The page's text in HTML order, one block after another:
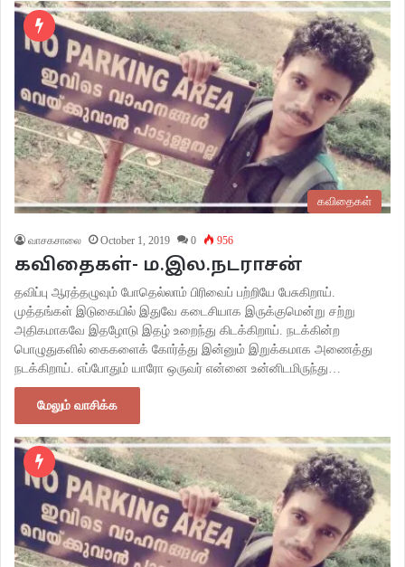
கவிதைகள்
வாசகசாலை October 1, 2019 0 956
கவிதைகள்- ம.இல.நடராசன்
தவிப்பு ஆரத்தழுவும் போதெல்லாம் பிரிவைப் பற்றியே பேசுகிறாய்.
முத்தங்கள் இடுகையில் இதுவே கடைசியாக இருக்குமென்று சற்று
அதிகமாகவே இதழோடு இதழ் உறைந்து கிடக்கிறாய்‌. நடக்கின்ற
பொழுதுகளில் கைகளைக் கோர்த்து இன்னும் இறுக்கமாக அணைத்து
நடக்கிறாய். எப்போதும் யாரோ ஒருவர் என்னை உன்னிடமிருந்து…
மேலும் வாசிக்க